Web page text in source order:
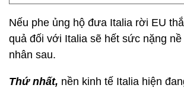
Nếu phe ủng hộ đưa Italia rời EU
quả đối với Italia sẽ hết sức nặng nề
nhân sau.
Thứ nhất, nền kinh tế Italia hiện